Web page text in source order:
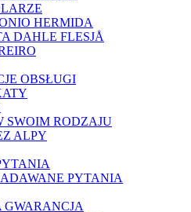
HERMIDA
DAHLE FLESJÅ
OBSŁUGI
SWOIM RODZAJU
ALPY
PYTANIA
GWARANCJA